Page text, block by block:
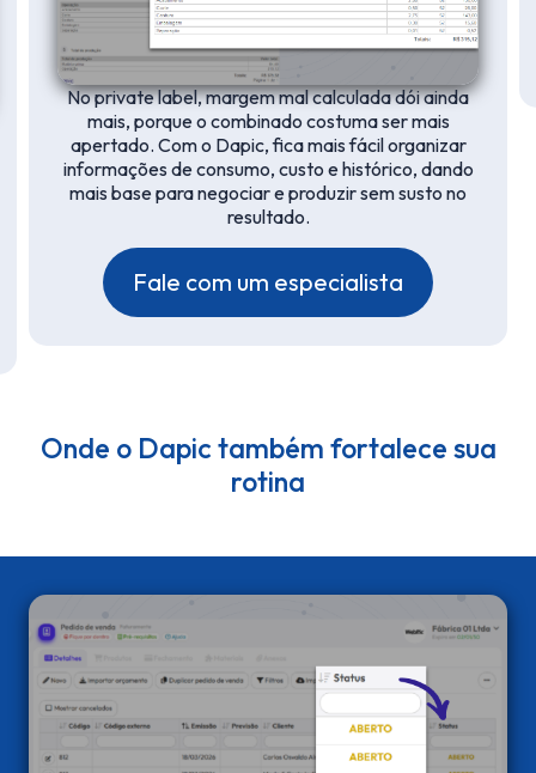
No private label, margem mal calculada dói ainda
mais, porque o combinado costuma ser mais
apertado. Com o Dapic, fica mais fácil organizar
informações de consumo, custo e histórico, dando
mais base para negociar e produzir sem susto no
resultado.
Fale com um especialista
Onde o Dapic também fortalece sua
rotina